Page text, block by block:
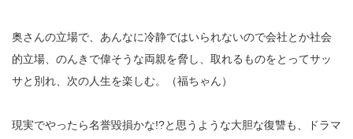
奥さんの立場で、あんなに冷静ではいられないので会社とか社会
的立場、のんきで偉そうな両親を脅し、取れるものをとってサッ
サと別れ、次の人生を楽しむ。（福ちゃん）
現実でやったら名誉毀損かな!?と思うような大胆な復讐も、ドラマ